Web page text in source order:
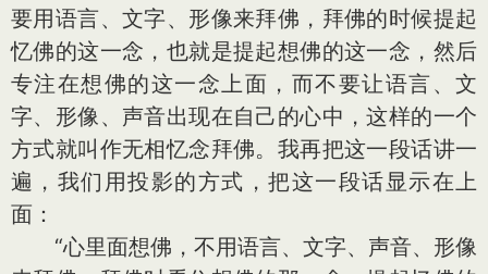
要用语言、文字、形像来拜佛，拜佛的时候提起
忆佛的这一念，也就是提起想佛的这一念，然后
专注在想佛的这一念上面，而不要让语言、文
字、形像、声音出现在自己的心中，这样的一个
方式就叫作无相忆念拜佛。我再把这一段话讲一
遍，我们用投影的方式，把这一段话显示在上
面：
“心里面想佛，不用语言、文字、声音、形像